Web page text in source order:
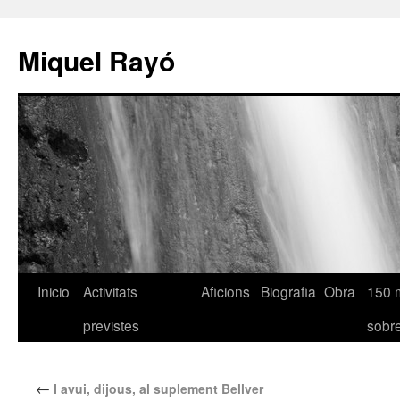
Miquel Rayó
Inicio
Activitats
previstes
Aficions Biografia Obra
150
← I avui, dijous, al suplement Bellver